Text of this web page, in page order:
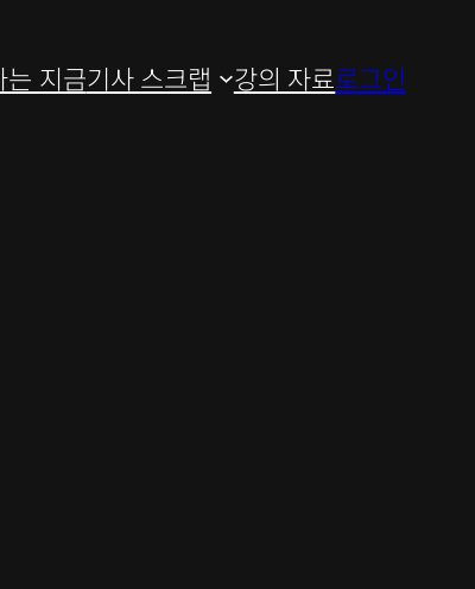
는 지금기사 스크랩 강의 자료로그인